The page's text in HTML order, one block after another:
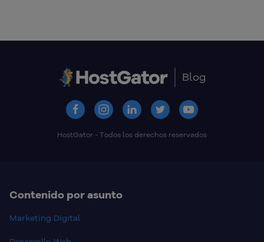
Blog
HostGator - Todos los derechos reservados
Contenido por asunto
Marketing Digital